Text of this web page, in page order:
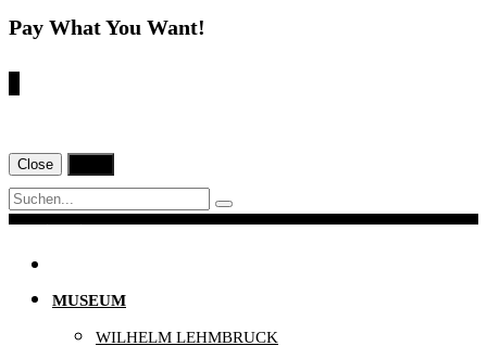
Pay What You Want!
Close
Navigation
MUSEUM
WILHELM LEHMBRUCK